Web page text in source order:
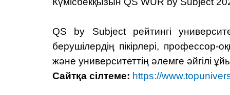
QS by Subject рейтингі
берушілердің пікірлері,
және университеттің әлемге әйгілі
Сайтқа сілтеме: https://